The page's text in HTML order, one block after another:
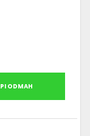
ODMAH